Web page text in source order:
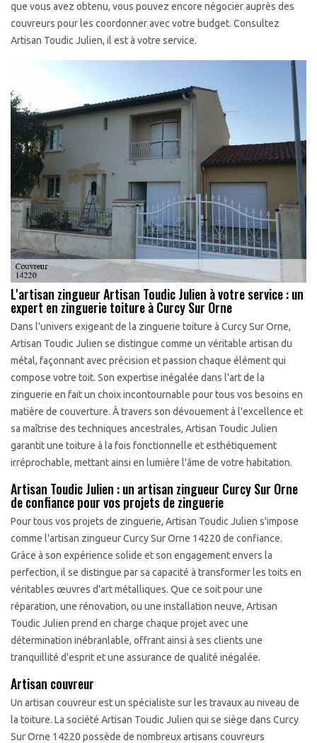
que vous avez obtenu, vous pouvez encore négocier auprès des
couvreurs pour les coordonner avec votre budget. Consultez
Artisan Toudic Julien, il est à votre service.
L'artisan zingueur Artisan Toudic Julien à votre service : un
expert en zinguerie toiture à Curcy Sur Orne
Dans l'univers exigeant de la zinguerie toiture à Curcy Sur Orne,
Artisan Toudic Julien se distingue comme un véritable artisan du
métal, façonnant avec précision et passion chaque élément qui
compose votre toit. Son expertise inégalée dans l'art de la
zinguerie en fait un choix incontournable pour tous vos besoins en
matière de couverture. À travers son dévouement à l'excellence et
sa maîtrise des techniques ancestrales, Artisan Toudic Julien
garantit une toiture à la fois fonctionnelle et esthétiquement
irréprochable, mettant ainsi en lumière l'âme de votre habitation.
Artisan Toudic Julien : un artisan zingueur Curcy Sur Orne
de confiance pour vos projets de zinguerie
Pour tous vos projets de zinguerie, Artisan Toudic Julien s'impose
comme l'artisan zingueur Curcy Sur Orne 14220 de confiance.
Grâce à son expérience solide et son engagement envers la
perfection, il se distingue par sa capacité à transformer les toits en
véritables œuvres d'art métalliques. Que ce soit pour une
réparation, une rénovation, ou une installation neuve, Artisan
Toudic Julien prend en charge chaque projet avec une
détermination inébranlable, offrant ainsi à ses clients une
tranquillité d'esprit et une assurance de qualité inégalée.
Artisan couvreur
Un artisan couvreur est un spécialiste sur les travaux au niveau de
la toiture. La société Artisan Toudic Julien qui se siège dans Curcy
Sur Orne 14220 possède de nombreux artisans couvreurs